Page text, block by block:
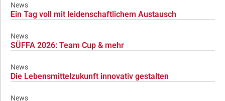
News
Ein Tag voll mit leidenschaftlichem Austausch
News
SÜFFA 2026: Team Cup & mehr
News
Die Lebensmittelzukunft innovativ gestalten
News